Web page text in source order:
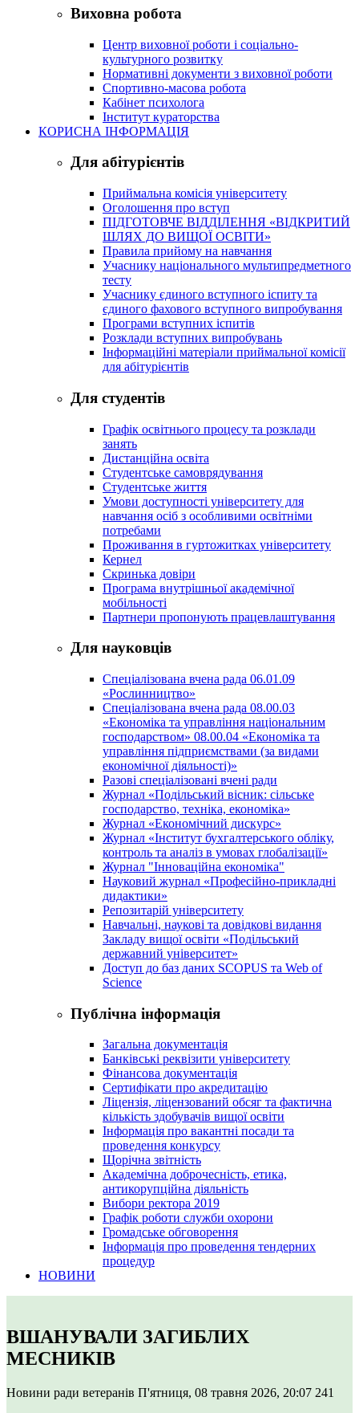
Виховна робота
Центр виховної роботи і соціально-
культурного розвитку
Нормативні документи з виховної роботи
Спортивно-масова робота
Кабінет психолога
Інститут кураторства
КОРИСНА ІНФОРМАЦІЯ
Для абітурієнтів
Приймальна комісія університету
Оголошення про вступ
ПІДГОТОВЧЕ ВІДДІЛЕННЯ «ВІДКРИТИЙ
ШЛЯХ ДО ВИЩОЇ ОСВІТИ»
Правила прийому на навчання
Учаснику національного мультипредметного
тесту
Учаснику єдиного вступного іспиту та
єдиного фахового вступного випробування
Програми вступних іспитів
Розклади вступних випробувань
Інформаційні матеріали приймальної комісії
для абітурієнтів
Для студентів
Графік освітнього процесу та розклади
занять
Дистанційна освіта
Студентське самоврядування
Студентське життя
Умови доступності університету для
навчання осіб з особливими освітніми
потребами
Проживання в гуртожитках університету
Кернел
Скринька довіри
Програма внутрішньої академічної
мобільності
Партнери пропонують працевлаштування
Для науковців
Спеціалізована вчена рада 06.01.09
«Рослинництво»
Спеціалізована вчена рада 08.00.03
«Економіка та управління національним
господарством» 08.00.04 «Економіка та
управління підприємствами (за видами
економічної діяльності)»
Разові спеціалізовані вчені ради
Журнал «Подільський вісник: сільське
господарство, техніка, економіка»
Журнал «Економічний дискурс»
Журнал «Інститут бухгалтерського обліку,
контроль та аналіз в умовах глобалізації»
Журнал "Інноваційна економіка"
Науковий журнал «Професійно-прикладні
дидактики»
Репозитарій університету
Навчальні, наукові та довідкові видання
Закладу вищої освіти «Подільський
державний університет»
Доступ до баз даних SCOPUS та Web of
Science
Публічна інформація
Загальна документація
Банківські реквізити університету
Фінансова документація
Сертифікати про акредитацію
Ліцензія, ліцензований обсяг та фактична
кількість здобувачів вищої освіти
Інформація про вакантні посади та
проведення конкурсу
Щорічна звітність
Академічна доброчесність, етика,
антикорупційна діяльність
Вибори ректора 2019
Графік роботи служби охорони
Громадське обговорення
Інформація про проведення тендерних
процедур
НОВИНИ
ВШАНУВАЛИ ЗАГИБЛИХ
МЕСНИКІВ
Новини ради ветеранів П'ятниця, 08 травня 2026, 20:07 241